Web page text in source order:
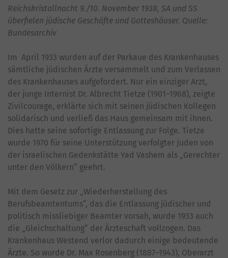
Reichskristallnacht 9./10. November 1938, SA und SS
überfielen jüdische Geschäfte und Gotteshäuser. Quelle:
Bundesarchiv
Im April 1933 wurden auf der Parkaue des Krankenhauses
sämtliche jüdischen Ärzte versammelt und zum Verlassen
des Krankenhauses aufgefordert. Nur ein einziger Arzt,
der junge Internist Dr. Albrecht Tietze (1901–1968), zeigte
Zivilcourage, erklärte sich mit seinen jüdischen Kollegen
solidarisch und verließ das Haus gemeinsam mit ihnen.
Dies hatte seine sofortige Entlassung zur Folge. Tietze
wurde 1970 für seine Unterstützung verfolgter Juden von
der israelischen Gedenkstätte Yad Vashem als „Gerechter
unter den Völkern“ geehrt.
Mit dem Gesetz zur „Wiederherstellung des
Berufsbeamtentums“, das die Entlassung jüdischer und
politisch missliebiger Beamter vorsah, wurde 1933 auch
die „Gleichschaltung“ der Ärzteschaft vollzogen. Das
Krankenhaus Westend verlor dadurch einige bedeutende
Ärzte. So wurde Dr. Max Rosenberg (1887–1943), Oberarzt